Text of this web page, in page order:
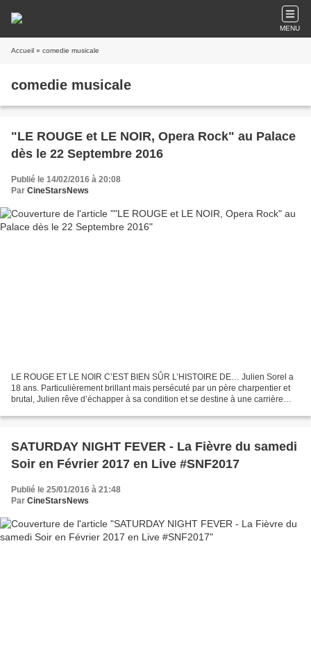
MENU
Accueil » comedie musicale
comedie musicale
"LE ROUGE et LE NOIR, Opera Rock" au Palace
dès le 22 Septembre 2016
Publié le 14/02/2016 à 20:08
Par CineStarsNews
LE ROUGE ET LE NOIR C’EST BIEN SÛR L’HISTOIRE DE… Julien Sorel a
18 ans. Particulièrement brillant mais persécuté par un père charpentier et
brutal, Julien rêve d’échapper à sa condition et se destine à une carrière
SATURDAY NIGHT FEVER - La Fièvre du samedi
Soir en Février 2017 en Live #SNF2017
Publié le 25/01/2016 à 21:48
Par CineStarsNews